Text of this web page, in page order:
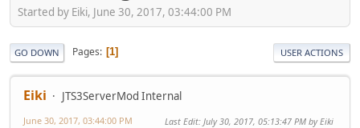
Started by Eiki, June 30, 2017, 03:44:00 PM
GO DOWN Pages 1 USER ACTIONS
Eiki JTS3ServerMod Internal
June 30, 2017, 03:44:00 PM Last Edit: July 30, 2017, 05:13:47 PM by Eiki